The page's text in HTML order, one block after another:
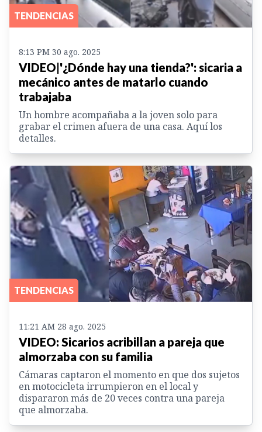
TENDENCIAS
8:13 PM 30 ago. 2025
VIDEO|'¿Dónde hay una tienda?': sicaria a
mecánico antes de matarlo cuando
trabajaba
Un hombre acompañaba a la joven solo para
grabar el crimen afuera de una casa. Aquí los
detalles.
TENDENCIAS
11:21 AM 28 ago. 2025
VIDEO: Sicarios acribillan a pareja que
almorzaba con su familia
Cámaras captaron el momento en que dos sujetos
en motocicleta irrumpieron en el local y
dispararon más de 20 veces contra una pareja
que almorzaba.